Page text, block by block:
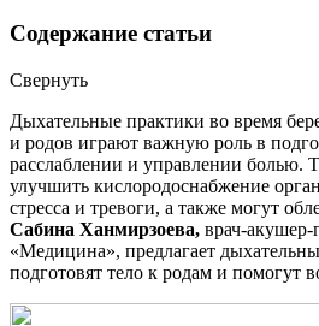
Содержание статьи
Свернуть
Дыхательные практики во время
и родов играют важную роль в
расслаблении и управлении болью.
улучшить кислородоснабжение
стресса и тревоги, а также могут
Сабина Ханмирзоева, врач-
«Медицина», предлагает
подготовят тело к родам и помогут